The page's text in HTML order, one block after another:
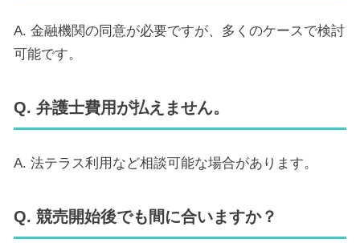
A. 金融機関の同意が必要ですが、多くのケースで検討
可能です。
Q. 弁護士費用が払えません。
A. 法テラス利用など相談可能な場合があります。
Q. 競売開始後でも間に合いますか？